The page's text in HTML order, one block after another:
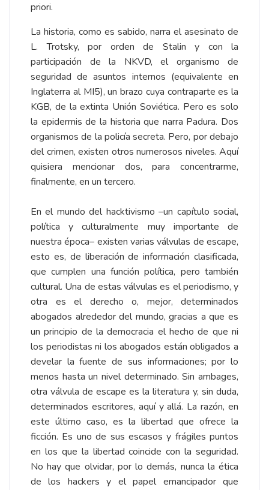
priori.
La historia, como es sabido, narra el asesinato de
L. Trotsky, por orden de Stalin y con la
participación de la NKVD, el organismo de
seguridad de asuntos internos (equivalente en
Inglaterra al MI5), un brazo cuya contraparte es la
KGB, de la extinta Unión Soviética. Pero es solo
la epidermis de la historia que narra Padura. Dos
organismos de la policía secreta. Pero, por debajo
del crimen, existen otros numerosos niveles. Aquí
quisiera mencionar dos, para concentrarme,
finalmente, en un tercero.
En el mundo del hacktivismo –un capítulo social,
política y culturalmente muy importante de
nuestra época– existen varias válvulas de escape,
esto es, de liberación de información clasificada,
que cumplen una función política, pero también
cultural. Una de estas válvulas es el periodismo, y
otra es el derecho o, mejor, determinados
abogados alrededor del mundo, gracias a que es
un principio de la democracia el hecho de que ni
los periodistas ni los abogados están obligados a
develar la fuente de sus informaciones; por lo
menos hasta un nivel determinado. Sin ambages,
otra válvula de escape es la literatura y, sin duda,
determinados escritores, aquí y allá. La razón, en
este último caso, es la libertad que ofrece la
ficción. Es uno de sus escasos y frágiles puntos
en los que la libertad coincide con la seguridad.
No hay que olvidar, por lo demás, nunca la ética
de los hackers y el papel emancipador que